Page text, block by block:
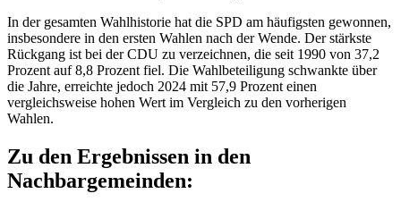
In der gesamten Wahlhistorie hat die SPD am häufigsten gewonnen,
insbesondere in den ersten Wahlen nach der Wende. Der stärkste
Rückgang ist bei der CDU zu verzeichnen, die seit 1990 von 37,2
Prozent auf 8,8 Prozent fiel. Die Wahlbeteiligung schwankte über
die Jahre, erreichte jedoch 2024 mit 57,9 Prozent einen
vergleichsweise hohen Wert im Vergleich zu den vorherigen
Wahlen.
Zu den Ergebnissen in den
Nachbargemeinden: